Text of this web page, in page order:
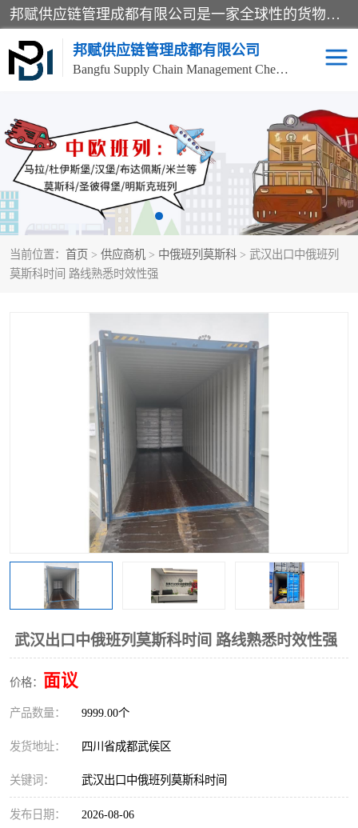
邦赋供应链管理成都有限公司是一家全球性的货物运输代理公司，主要从事：波兰中欧班列、德国中欧班列、出口莫斯科班列、中欧班列进口、蓉欧铁路、成都出口空运等业务，同时亦提供报关、报检、仓储、码头操作等服务。
邦赋供应链管理成都有限公司
Bangfu Supply Chain Management Chengdu Co.,LTD
当前位置： 首页 > 供应商机 > 中俄班列莫斯科 > 武汉出口中俄班列
莫斯科时间 路线熟悉时效性强
武汉出口中俄班列莫斯科时间 路线熟悉时效性强
价格： 面议
产品数量： 9999.00个
发货地址： 四川省成都武侯区
关键词： 武汉出口中俄班列莫斯科时间
发布日期： 2026-08-06
进出口门到门 成都中欧班列
国际汽运 国际空运
食品进口物流清关 南美海运
化妆品进口清关物流 国际海运
中俄铁路班列 中欧班列进口红酒啤酒
蓉欧班列进口机械设备 马来西亚物流
铁路出口拼箱/整柜
中俄班列莫斯科